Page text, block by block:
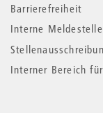
Barrierefreiheit
Interne Meldestelle
Interner Bereich